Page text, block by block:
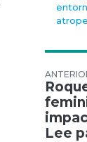
Lee